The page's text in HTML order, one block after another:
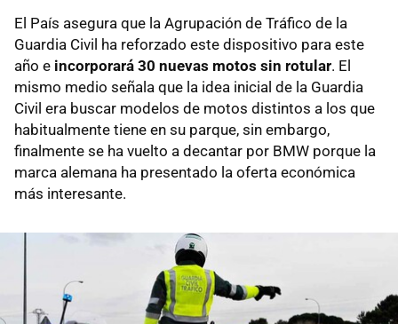
El País asegura que la Agrupación de Tráfico de la
Guardia Civil ha reforzado este dispositivo para este
año e incorporará 30 nuevas motos sin rotular. El
mismo medio señala que la idea inicial de la Guardia
Civil era buscar modelos de motos distintos a los que
habitualmente tiene en su parque, sin embargo,
finalmente se ha vuelto a decantar por BMW porque la
marca alemana ha presentado la oferta económica
más interesante.